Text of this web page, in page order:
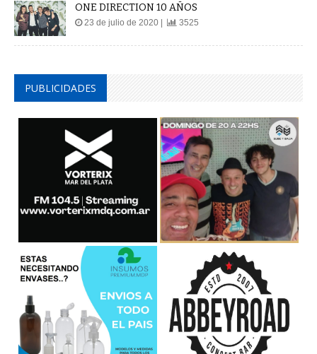
ONE DIRECTION 10 AÑOS
23 de julio de 2020 | 3525
PUBLICIDADES